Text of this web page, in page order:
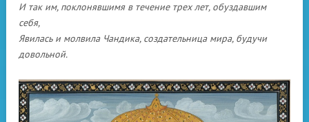
И так им, поклонявшимя в течение трех лет, обуздавшим
себя,
Явилась и молвила Чандика, создательница мира, будучи
довольной.